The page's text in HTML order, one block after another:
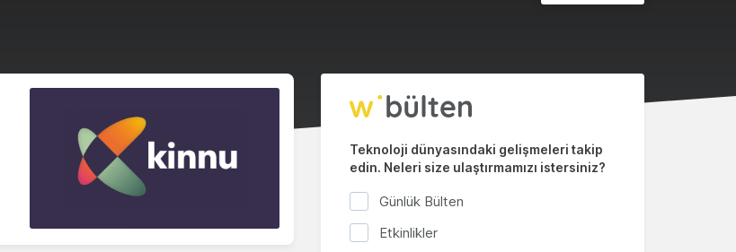
Teknoloji dünyasındaki gelişmeleri takip
edin. Neleri size ulaştırmamızı istersiniz?
Günlük Bülten
Etkinlikler